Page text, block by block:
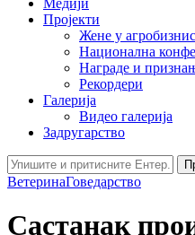
Медији
Пројекти
Жене у
Национална
Награде и
Рекордери
Галерија
Видео галерија
Задругарство
ВетеринаГоведарство
Састанак